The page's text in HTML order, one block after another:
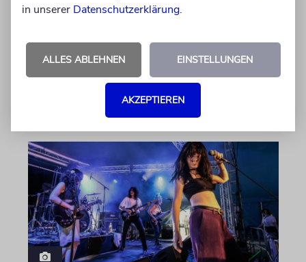
wiederholt über den Israel-Palästina-Konflikt –
Terrorismus inklusive
von Lennart Wilsch
in unserer Datenschutzerklärung.
ALLES ABLEHNEN EINSTELLUNGEN
AKZEPTIEREN